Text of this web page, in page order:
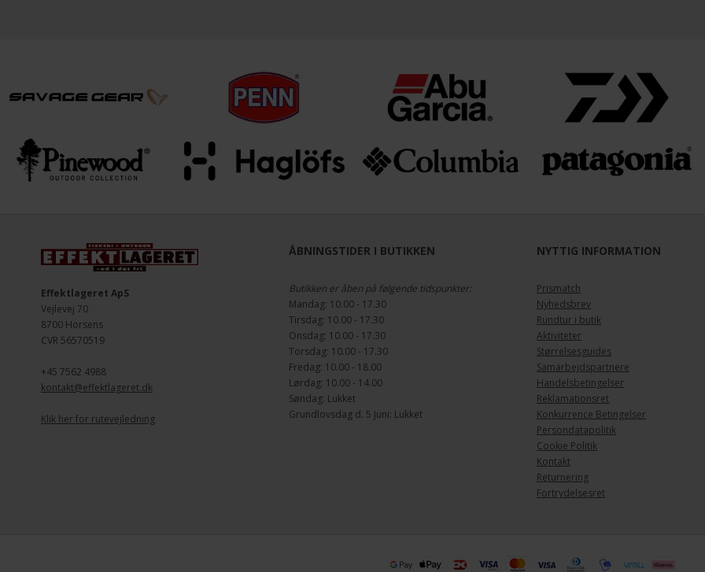
Effektlageret ApS
Vejlevej 70
8700 Horsens
CVR 56570519
+45 7562 4988
kontakt@effektlageret.dk
Klik her for rutevejledning
ÅBNINGSTIDER I BUTIKKEN
Butikken er åben på følgende tidspunkter:
Mandag: 10.00 - 17.30
Tirsdag: 10.00 - 17.30
Onsdag: 10.00 - 17.30
Torsdag: 10.00 - 17.30
Fredag: 10.00 - 18.00
Lørdag: 10.00 - 14.00
Søndag: Lukket
Grundlovsdag d. 5 Juni: Lukket
NYTTIG INFORMATION
Prismatch
Nyhedsbrev
Rundtur i butik
Aktiviteter
Størrelsesguides
Samarbejdspartnere
Handelsbetingelser
Reklamationsret
Konkurrence Betingelser
Persondatapolitik
Cookie Politik
Kontakt
Returnering
Fortrydelsesret